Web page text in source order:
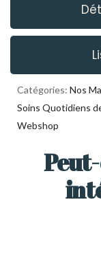
Catégories: Nos
Soins Quotidiens
Webshop